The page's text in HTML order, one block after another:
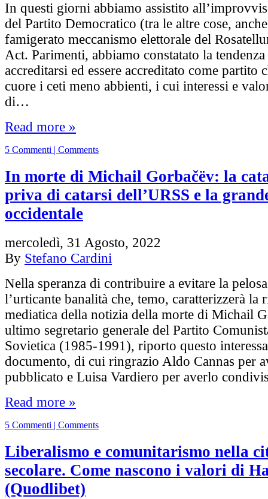
In questi giorni abbiamo assistito
del Partito Democratico (tra le altre cose,
famigerato meccanismo elettorale del
Act. Parimenti, abbiamo constatato la
accreditarsi ed essere accreditato come partito
cuore i ceti meno abbienti, i cui interessi e
di…
Read more »
5 Commenti | Comments
In morte di Michail Gorbačëv: la
priva di catarsi dell’URSS e la
occidentale
mercoledì, 31 Agosto, 2022
By Stefano Cardini
Nella speranza di contribuire a evitare la
l’urticante banalità che, temo, caratterizzerà la
mediatica della notizia della morte di Michail
ultimo segretario generale del Partito
Sovietica (1985-1991), riporto questo
documento, di cui ringrazio Aldo Cannas per
pubblicato e Luisa Vardiero per averlo
Read more »
5 Commenti | Comments
Liberalismo e comunitarismo nella
secolare. Come nascono i valori di
(Quodlibet)